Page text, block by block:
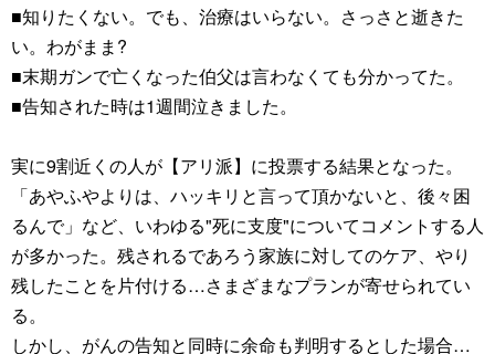
■知りたくない。でも、治療はいらない。さっさと逝きた
い。わがまま?
■末期ガンで亡くなった伯父は言わなくても分かってた。
■告知された時は1週間泣きました。
実に9割近くの人が【アリ派】に投票する結果となった。
「あやふやよりは、ハッキリと言って頂かないと、後々困
るんで」など、いわゆる"死に支度"についてコメントする人
が多かった。残されるであろう家族に対してのケア、やり
残したことを片付ける…さまざまなプランが寄せられてい
る。
しかし、がんの告知と同時に余命も判明するとした場合…